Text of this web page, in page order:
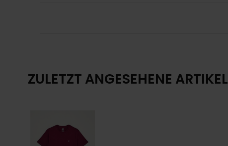
ZULETZT ANGESEHENE ARTIKEL